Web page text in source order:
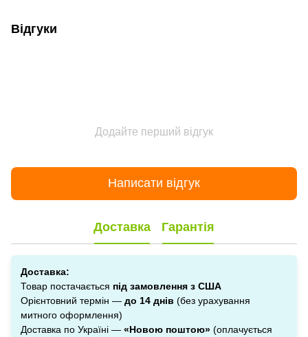
Відгуки
Додайте перший відгук
Написати відгук
Доставка Гарантія
Доставка:
Товар постачається під замовлення з США
Орієнтовний термін — до 14 днів (без урахування
митного оформлення)
Доставка по Україні — «Новою поштою» (оплачується